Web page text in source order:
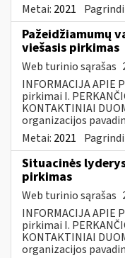
Metai: 2021
Pažeidžiamumų
viešasis pirkimas
Web turinio sąrašas
INFORMACIJA APIE
pirkimai I.
KONTAKTINIAI
organizacijos
Metai: 2021
Situacinės
pirkimas
Web turinio sąrašas
INFORMACIJA APIE
pirkimai I.
KONTAKTINIAI
organizacijos